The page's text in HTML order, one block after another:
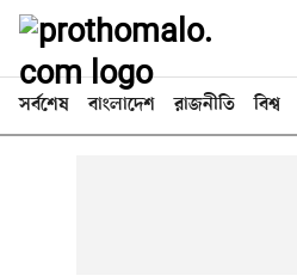
সর্বশেষ বাংলাদেশ রাজনীতি বিশ্ব